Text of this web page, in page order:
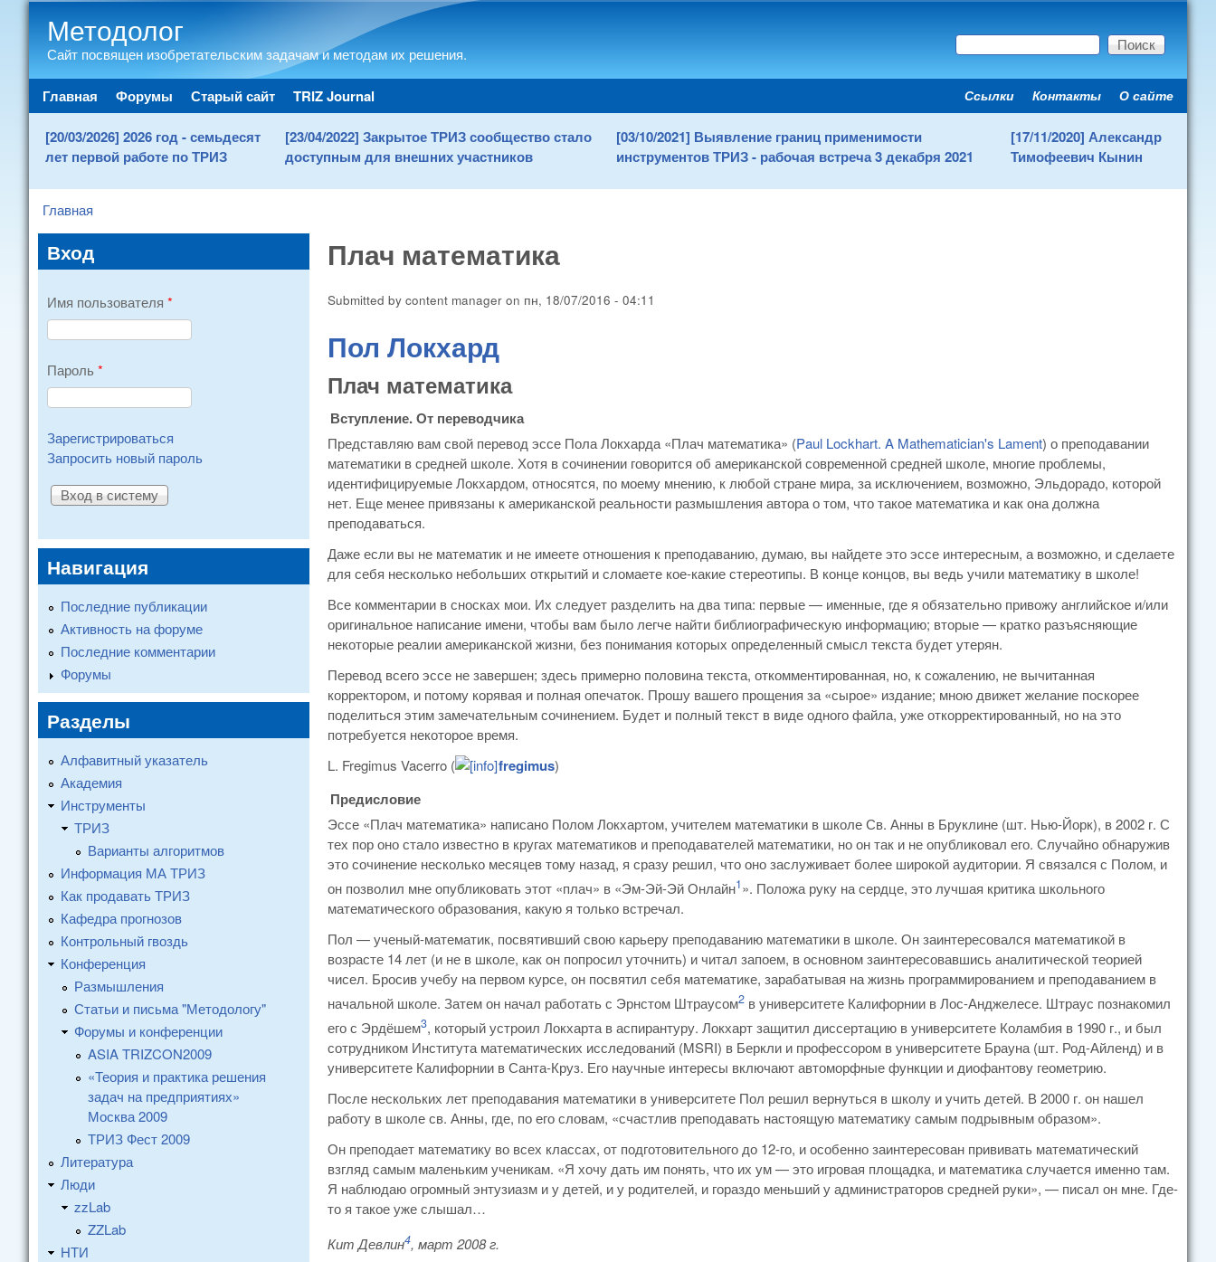
Методолог
Сайт посвящен изобретательским задачам и методам их решения. Форма поиска
Поиск
Main menu
Главная Форумы Старый сайт TRIZ Journal Secondary menu
Ссылки Контакты О сайте
[20/03/2026] 2026 год - семьдесят
лет первой работе по ТРИЗ
[23/04/2022] Закрытое ТРИЗ сообщество стало
доступным для внешних участников
[03/10/2021] Выявление границ применимости
инструментов ТРИЗ - рабочая встреча 3 декабря 2021
[17/11/2020] Александр
Тимофеевич Кынин
You are here
Главная
Плач математика
Submitted by content manager on пн, 18/07/2016 - 04:11
Пол Локхард
Плач математика
Вступление. От переводчика
Представляю вам свой перевод эссе Пола Локхарда «Плач математика» (Paul Lockhart. A Mathematician's Lament) о преподавании
математики в средней школе. Хотя в сочинении говорится об американской современной средней школе, многие проблемы,
идентифицируемые Локхардом, относятся, по моему мнению, к любой стране мира, за исключением, возможно, Эльдорадо, которой
нет. Еще менее привязаны к американской реальности размышления автора о том, что такое математика и как она должна
преподаваться.
Даже если вы не математик и не имеете отношения к преподаванию, думаю, вы найдете это эссе интересным, а возможно, и сделаете
для себя несколько небольших открытий и сломаете кое-какие стереотипы. В конце концов, вы ведь учили математику в школе!
Все комментарии в сносках мои. Их следует разделить на два типа: первые — именные, где я обязательно привожу английское и/или
оригинальное написание имени, чтобы вам было легче найти библиографическую информацию; вторые — кратко разъясняющие
некоторые реалии американской жизни, без понимания которых определенный смысл текста будет утерян.
Перевод всего эссе не завершен; здесь примерно половина текста, откомментированная, но, к сожалению, не вычитанная
корректором, и потому корявая и полная опечаток. Прошу вашего прощения за «сырое» издание; мною движет желание поскорее
поделиться этим замечательным сочинением. Будет и полный текст в виде одного файла, уже откорректированный, но на это
потребуется некоторое время.
L. Fregimus Vacerro (
fregimus)
Предисловие
Эссе «Плач математика» написано Полом Локхартом, учителем математики в школе Св. Анны в Бруклине (шт. Нью-Йорк), в 2002 г. С
тех пор оно стало известно в кругах математиков и преподавателей математики, но он так и не опубликовал его. Случайно обнаружив
это сочинение несколько месяцев тому назад, я сразу решил, что оно заслуживает более широкой аудитории. Я связался с Полом, и
он позволил мне опубликовать этот «плач» в «Эм-Эй-Эй Онлайн1». Положа руку на сердце, это лучшая критика школьного
математического образования, какую я только встречал.
Пол — ученый-математик, посвятивший свою карьеру преподаванию математики в школе. Он заинтересовался математикой в
возрасте 14 лет (и не в школе, как он попросил уточнить) и читал запоем, в основном заинтересовавшись аналитической теорией
чисел. Бросив учебу на первом курсе, он посвятил себя математике, зарабатывая на жизнь программированием и преподаванием в
начальной школе. Затем он начал работать с Эрнстом Штраусом2 в университете Калифорнии в Лос-Анджелесе. Штраус познакомил
его с Эрдёшем3, который устроил Локхарта в аспирантуру. Локхарт защитил диссертацию в университете Коламбия в 1990 г., и был
сотрудником Института математических исследований (MSRI) в Беркли и профессором в университете Брауна (шт. Род-Айленд) и в
университете Калифорнии в Санта-Круз. Его научные интересы включают автоморфные функции и диофантову геометрию.
После нескольких лет преподавания математики в университете Пол решил вернуться в школу и учить детей. В 2000 г. он нашел
работу в школе св. Анны, где, по его словам, «счастлив преподавать настоящую математику самым подрывным образом».
Он преподает математику во всех классах, от подготовительного до 12-го, и особенно заинтересован прививать математический
взгляд самым маленьким ученикам. «Я хочу дать им понять, что их ум — это игровая площадка, и математика случается именно там.
Я наблюдаю огромный энтузиазм и у детей, и у родителей, и гораздо меньший у администраторов средней руки», — писал он мне. Где-
то я такое уже слышал…
Кит Девлин4, март 2008 г.
Вход
Имя пользователя *
Пароль *
Зарегистрироваться
Запросить новый пароль
Навигация
Последние публикации
Активность на форуме
Последние комментарии
Форумы
Разделы
Алфавитный указатель
Академия
Инструменты
ТРИЗ
Варианты алгоритмов
Информация МА ТРИЗ
Как продавать ТРИЗ
Кафедра прогнозов
Контрольный гвоздь
Конференция
Размышления
Статьи и письма "Методологу"
Форумы и конференции
ASIA TRIZCON2009
«Теория и практика решения
задач на предприятиях»
Москва 2009
ТРИЗ Фест 2009
Литература
Люди
zzLab
ZZLab
НТИ